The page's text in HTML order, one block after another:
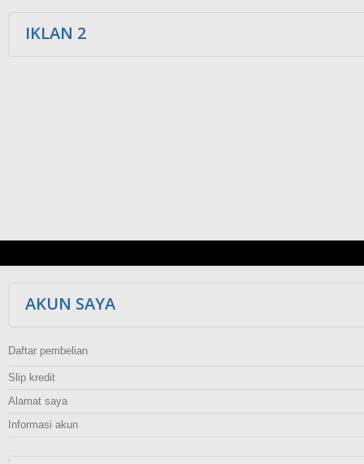
IKLAN 2
AKUN SAYA
Daftar pembelian
Slip kredit
Alamat saya
Informasi akun